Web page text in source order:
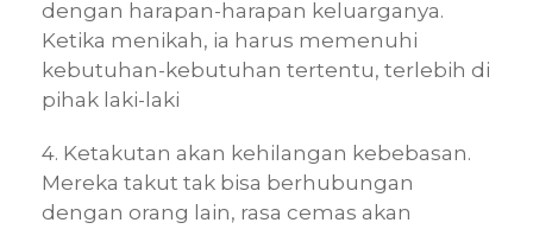
dengan harapan-harapan keluarganya.
Ketika menikah, ia harus memenuhi
kebutuhan-kebutuhan tertentu, terlebih di
pihak laki-laki
4. Ketakutan akan kehilangan kebebasan.
Mereka takut tak bisa berhubungan
dengan orang lain, rasa cemas akan